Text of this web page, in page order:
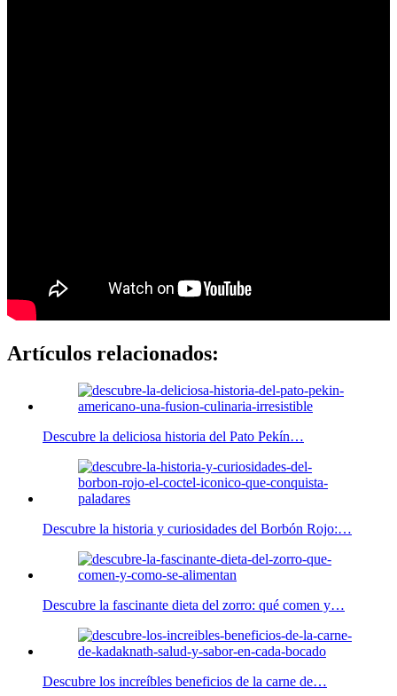
Artículos relacionados:
Descubre la deliciosa historia del Pato Pekín…
Descubre la historia y curiosidades del Borbón Rojo:…
Descubre la fascinante dieta del zorro: qué comen y…
Descubre los increíbles beneficios de la carne de…